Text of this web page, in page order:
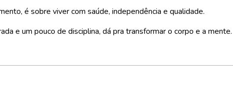
é sobre viver com saúde, independência e qualidade.
e um pouco de disciplina, dá pra transformar o corpo e a mente.